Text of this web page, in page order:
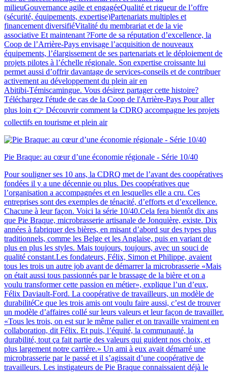
milieuGouvernance agile et engagéeQualité et rigueur de l’offre
(sécurité, équipements, expertise)Partenariats multiples et
financement diversifiéVitalité du membrariat et de la vie
associative Et maintenant ?Forte de sa réputation d’excellence, la
Coop de l’Arrière-Pays envisage l’acquisition de nouveaux
équipements, l’élargissement de ses partenariats et le déploiement de
projets pilotes à l’échelle régionale. Son expertise croissante lui
permet aussi d’offrir davantage de services‑conseils et de contribuer
activement au développement du plein air en
Abitibi‑Témiscamingue. Vous désirez partager cette histoire?
Téléchargez l'étude de cas de la Coop de l'Arrière-Pays Pour aller
plus loin 👉 Découvrir comment la CDRQ accompagne les projets
collectifs en tourisme et plein air
Pie Braque: au cœur d’une économie régionale - Série 10/40
Pour souligner ses 10 ans, la CDRQ met de l’avant des coopératives
fondées il y a une décennie ou plus. Des coopératives que
l’organisation a accompagnées et en lesquelles elle a cru. Ces
entreprises sont des exemples de ténacité, d’efforts et d’excellence.
Chacune à leur façon. Voici la série 10/40.Cela fera bientôt dix ans
que Pie Braque, microbrasserie artisanale de Jonquière, existe. Dix
années à fabriquer des bières, en misant d’abord sur des types plus
traditionnels, comme les Belge et les Anglaise, puis en variant de
plus en plus les styles. Mais toujours, toujours, avec un souci de
qualité constant.Les fondateurs, Félix, Simon et Philippe, avaient
tous les trois un autre job avant de démarrer la microbrasserie «Mais
on était aussi tous passionnés par le brassage de la bière et on a
voulu transformer cette passion en métier», explique l’un d’eux,
Félix Daviault-Ford. La coopérative de travailleurs, un modèle de
durabilitéCe que les trois amis ont voulu faire aussi, c’est de trouver
un modèle d’affaires collé sur leurs valeurs et leur façon de travailler.
«Tous les trois, on est sur le même palier et on travaille vraiment en
collaboration, dit Félix. Et puis, l’équité, la communauté, la
durabilité, tout ça fait partie des valeurs qui guident nos choix, et
plus largement notre carrière.» Un ami à eux avait démarré une
microbrasserie par le passé et il s’agissait d’une coopérative de
travailleurs. Les instigateurs de Pie Braque connaissaient déjà le